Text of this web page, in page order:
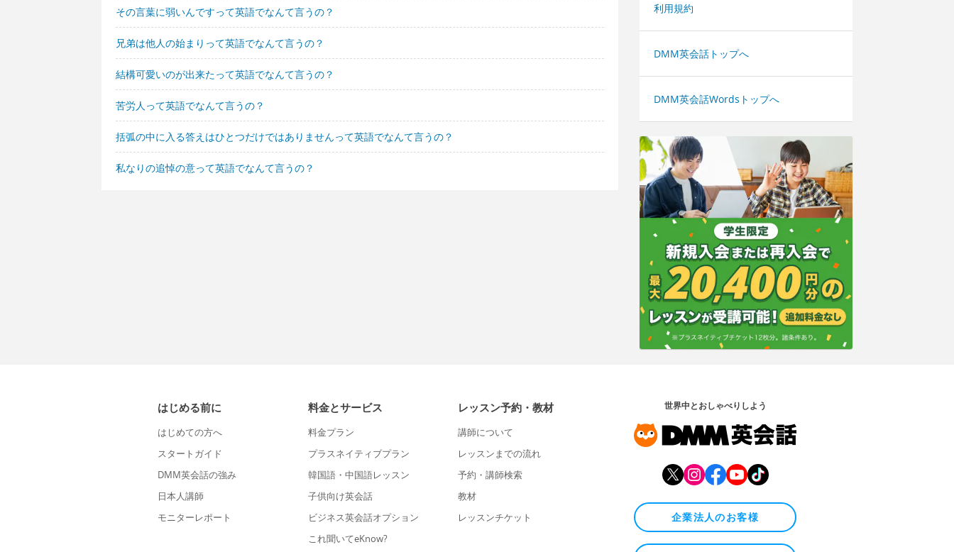
その言葉に弱いんですって英語でなんて言うの？
兄弟は他人の始まりって英語でなんて言うの？
結構可愛いのが出来たって英語でなんて言うの？
苦労人って英語でなんて言うの？
括弧の中に入る答えはひとつだけではありませんって英語でなんて言うの？
私なりの追悼の意って英語でなんて言うの？
利用規約
DMM英会話トップへ
DMM英会話Wordsトップへ
はじめる前に
はじめての方へ
スタートガイド
DMM英会話の強み
日本人講師
モニターレポート
料金とサービス
料金プラン
プラスネイティブプラン
韓国語・中国語レッスン
子供向け英会話
ビジネス英会話オプション
これ聞いてeKnow?
レッスン予約・教材
講師について
レッスンまでの流れ
予約・講師検索
教材
レッスンチケット
世界中とおしゃべりしよう
企業法人のお客様